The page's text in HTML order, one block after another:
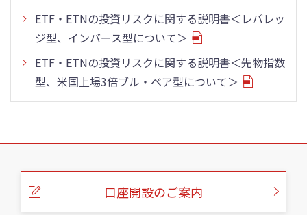
ETF・ETNの投資リスクに関する説明書＜レバレッ
ジ型、インバース型について＞
ETF・ETNの投資リスクに関する説明書＜先物指数
型、米国上場3倍ブル・ベア型について＞
こ
口座開設のご案内